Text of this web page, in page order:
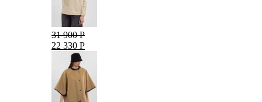
31 900 Р
22 330 Р